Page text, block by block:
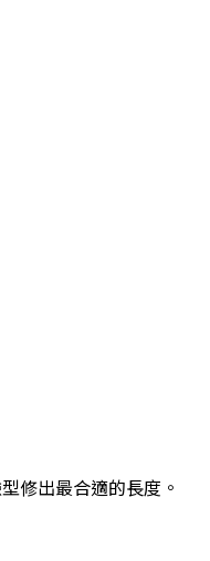
修出最合適的長度。